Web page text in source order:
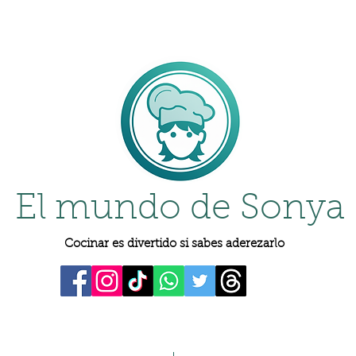
El mundo de Sonya
Cocinar es divertido si sabes aderezarlo